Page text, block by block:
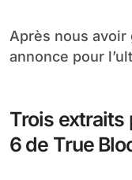
Après nous avoir gratifié d’une première bande
annonce pour
Trois extraits
6 de True